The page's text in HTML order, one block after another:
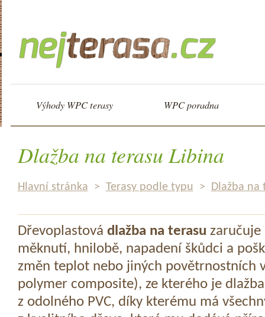
Výhody WPC terasy WPC poradna
Dlažba na terasu Libina
Hlavní stránka > Terasy podle typu > Dlažba na
Dřevoplastová dlažba na terasu zaručuje
měknutí, hnilobě, napadení škůdci a
změn teplot nebo jiných povětrnostních
polymer composite), ze kterého je
z odolného PVC, díky kterému má